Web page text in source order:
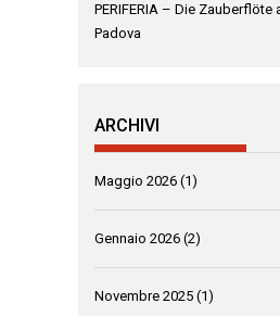
PERIFERIA – Die Zauberflöte
Padova
ARCHIVI
Maggio 2026 (1)
Gennaio 2026 (2)
Novembre 2025 (1)